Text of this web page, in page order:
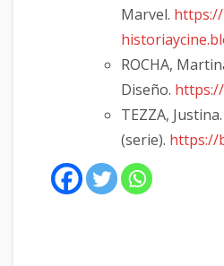
Marvel.
ROCHA,
Diseño.
TEZZA,
(serie). https://